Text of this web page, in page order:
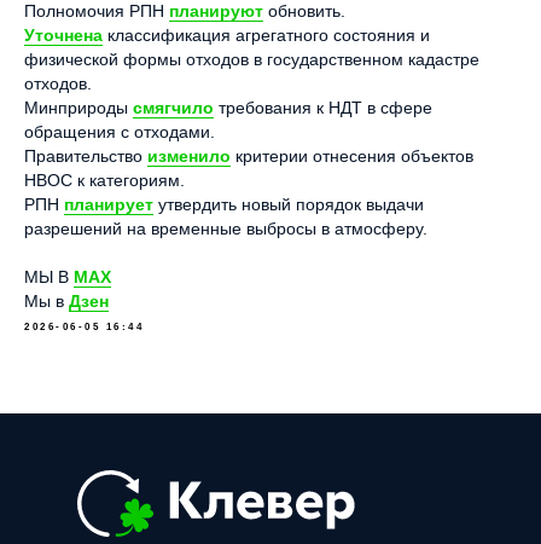
Полномочия РПН планируют обновить.
Уточнена классификация агрегатного состояния и
физической формы отходов в государственном кадастре
отходов.
Минприроды смягчило требования к НДТ в сфере
обращения с отходами.
Правительство изменило критерии отнесения объектов
НВОС к категориям.
РПН планирует утвердить новый порядок выдачи
разрешений на временные выбросы в атмосферу.
МЫ В МАХ
Мы в Дзен
2026-06-05 16:44